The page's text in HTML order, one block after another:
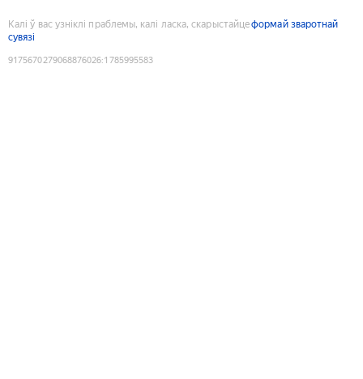
Калі ў вас узніклі праблемы, калі ласка, скарыстайцеформай зваротнай
сувязі
9175670279068876026:1785995583